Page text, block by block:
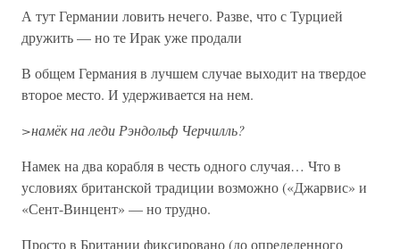
А тут Германии ловить нечего. Разве, что с Турцией
дружить — но те Ирак уже продали
В общем Германия в лучшем случае выходит на твердое
второе место. И удерживается на нем.
>намёк на леди Рэндольф Черчилль?
Намек на два корабля в честь одного случая… Что в
условиях британской традиции возможно («Джарвис» и
«Сент-Винцент» — но трудно.
Просто в Британии фиксировано (до определенного